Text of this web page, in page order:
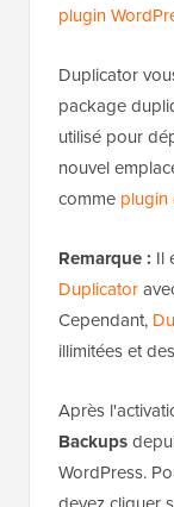
plugin
Duplicator
package
utilisé pour
nouvel
comme plugin
Remarque : Il
Duplicator
Cependant,
illimitées et
Après
Backups
WordPress.